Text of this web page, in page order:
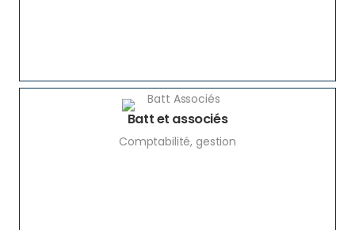
Batt et associés
Comptabilité, gestion